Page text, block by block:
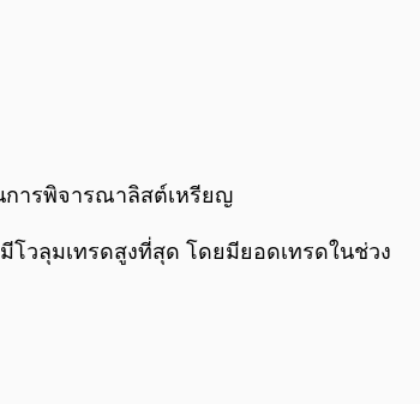
นการพิจารณาลิสต์เหรียญ
โวลุมเทรดสูงที่สุด โดยมียอดเทรดในช่วง